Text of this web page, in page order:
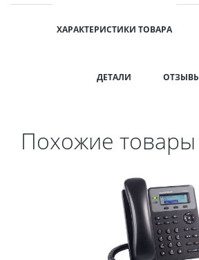
ХАРАКТЕРИСТИКИ ТОВАРА
ДЕТАЛИ
Похожие товары